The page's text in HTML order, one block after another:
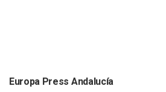
Europa Press Andalucía